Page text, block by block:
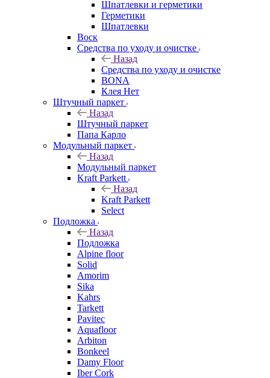
Шпатлевки и герметики
Герметики
Шпатлевки
Воск
Средства по уходу и очистке
Назад
Средства по уходу и очистке
BONA
Клея Нет
Штучный паркет
Назад
Штучный паркет
Папа Карло
Модульный паркет
Назад
Модульный паркет
Kraft Parkett
Назад
Kraft Parkett
Select
Подложка
Назад
Подложка
Alpine floor
Solid
Amorim
Sika
Kahrs
Tarkett
Pavitec
Aquafloor
Arbiton
Bonkeel
Damy Floor
Iber Cork